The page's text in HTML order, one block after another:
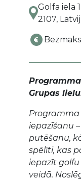
Golfa iela
2107,
Grupas
iepazīšanu
putēšanu,
spēlīti, kas
iepazīt
veidā.